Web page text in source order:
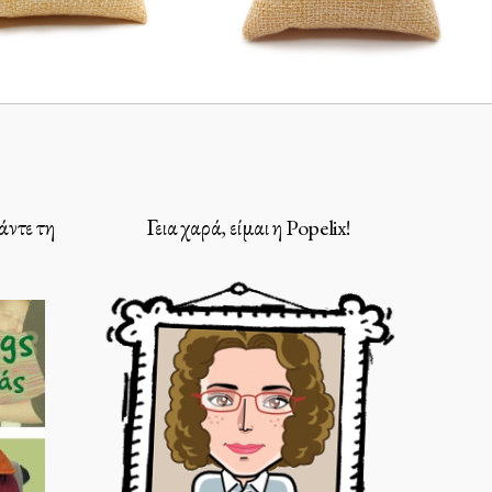
τη Γεια χαρά, είμαι η Popelix!